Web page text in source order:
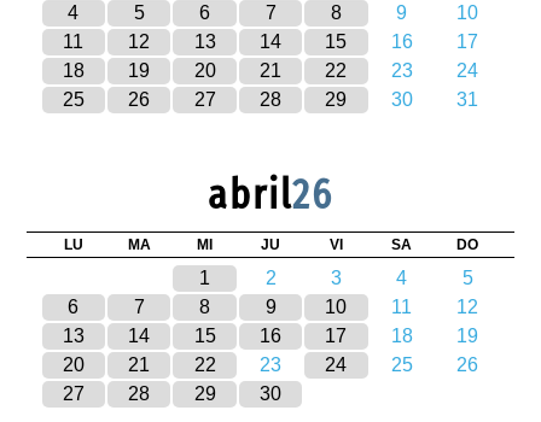
4
5 6 7 8 9
10
11
12 13 14 15 16
17
18
19 20 21 22 23
24
25
26 27 28 29 30 31
abril26
LU MA MI JU VI SA DO
1 2 3 4
5
6
7 8 9 10 11
12
13
14 15 16 17 18
19
20
21 22 23 24 25
26
27
28 29 30